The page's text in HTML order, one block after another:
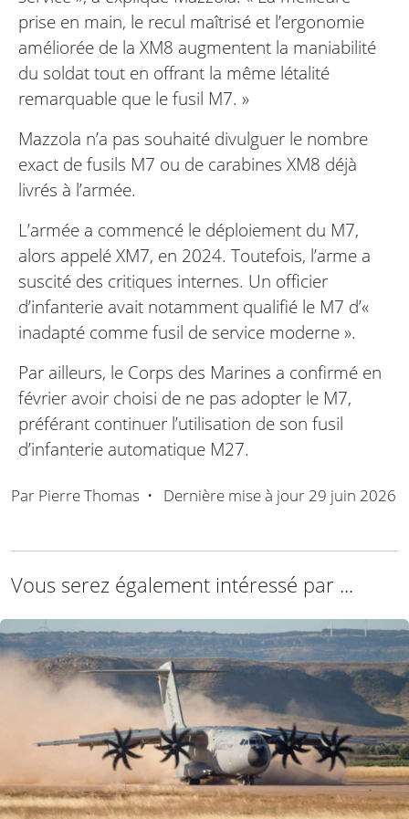
prise en main, le recul maîtrisé et l’ergonomie
améliorée de la XM8 augmentent la maniabilité
du soldat tout en offrant la même létalité
remarquable que le fusil M7. »
Mazzola n’a pas souhaité divulguer le nombre
exact de fusils M7 ou de carabines XM8 déjà
livrés à l’armée.
L’armée a commencé le déploiement du M7,
alors appelé XM7, en 2024. Toutefois, l’arme a
suscité des critiques internes. Un officier
d’infanterie avait notamment qualifié le M7 d’«
inadapté comme fusil de service moderne ».
Par ailleurs, le Corps des Marines a confirmé en
février avoir choisi de ne pas adopter le M7,
préférant continuer l’utilisation de son fusil
d’infanterie automatique M27.
Par Pierre Thomas • Dernière mise à jour 29 juin 2026
Vous serez également intéressé par ...